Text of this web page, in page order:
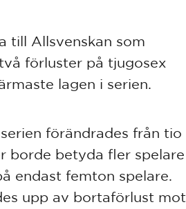
till Allsvenskan som
förluster på tjugosex
lagen i serien.
förändrades från tio
borde betyda fler spelare
endast femton spelare.
upp av bortaförlust mot